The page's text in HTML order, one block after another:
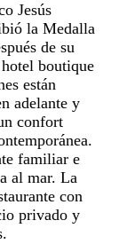
Jesús
la Medalla
de su
boutique
están
adelante y
confort
familiar e
al mar. La
con
privado y